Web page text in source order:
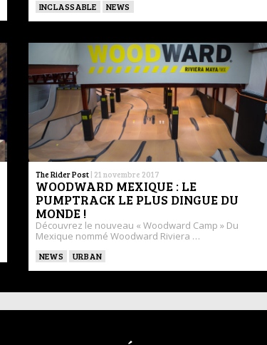
INCLASSABLE NEWS
The Rider Post | 21 novembre 2017
WOODWARD MEXIQUE : LE
PUMPTRACK LE PLUS DINGUE DU
MONDE !
Découvrez le nouveau « Woodward Camp » Du
Mexique nommé Woodward Riviera …
NEWS URBAN